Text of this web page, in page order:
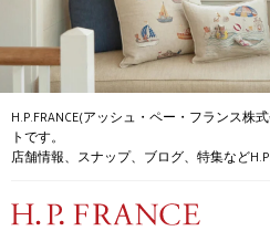
H.P.FRANCE(アッシュ・ペー・フランス株
トです。
店舗情報、スナップ、ブログ、特集など